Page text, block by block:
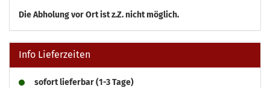
DieAbholung vor Ort ist z.Z. nicht möglich.
Info Lieferzeiten
sofort lieferbar (1-3 Tage)